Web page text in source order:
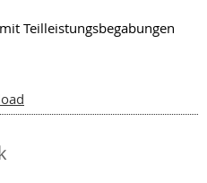
Teilleistungsbegabungen